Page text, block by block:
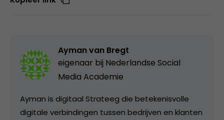
Ayman van Bregt
eigenaar bij Nederlandse Social
Media Academie
Ayman is digitaal Strateeg die betekenisvolle
digitale verbindingen tussen bedrijven en klanten